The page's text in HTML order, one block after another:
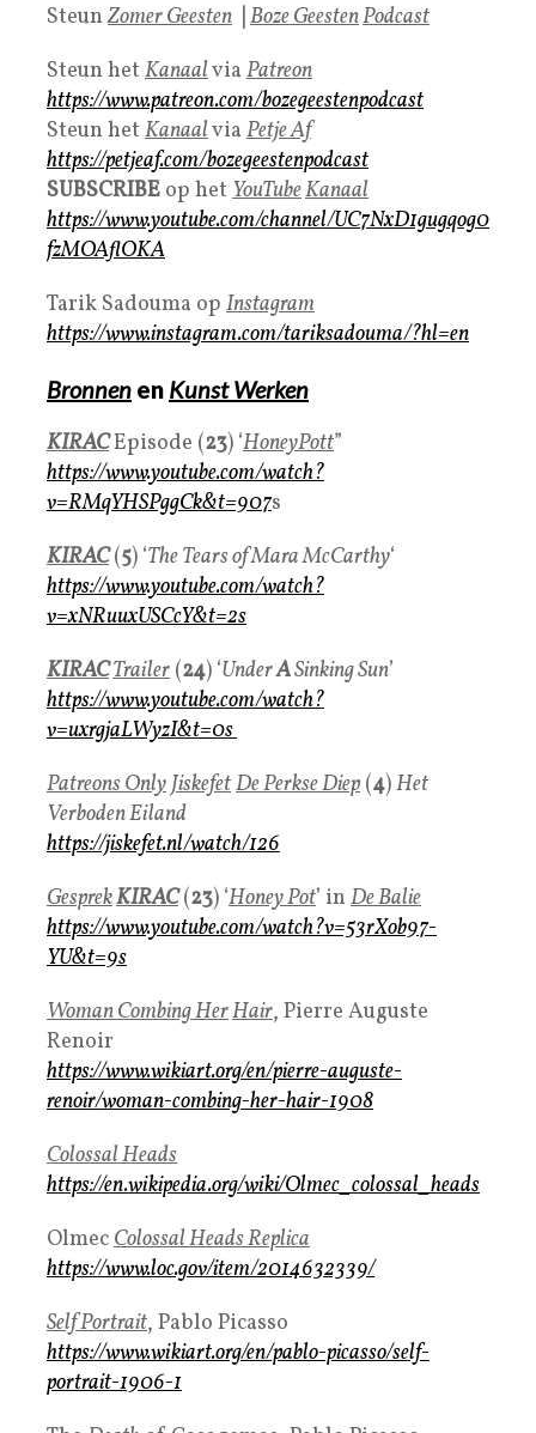
SteunZomer Geesten Boze GeestenPodcast
Steun het Kanaalvia Patreon
https://www.patreon.com/bozegeestenpodcast
Steun het Kanaalvia Petje Af
https://petjeaf.com/bozegeestenpodcast
SUBSCRIBE op het YouTubeKanaal
https://www.youtube.com/channel/UC7NxD1gugqog0
fzMOAflOKA
Tarik Sadouma op Instagram
https://www.instagram.com/tariksadouma/?hl=en
Bronnen en Kunst Werken
KIRACEpisode (23) ‘HoneyPott”
https://www.youtube.com/watch?
v=RMqYHSPggCk&t=907s
KIRAC(5) ‘The Tears of Mara McCarthy‘
https://www.youtube.com/watch?
v=xNRuuxUSCcY&t=2s
KIRACTrailer (24) ‘UnderASinking Sun’
https://www.youtube.com/watch?
v=uxrgjaLWyzI&t=0s
Patreons OnlyJiskefetDe Perkse Diep (4)Het
Verboden Eiland
https://jiskefet.nl/watch/126
GesprekKIRAC(23) ‘Honey Pot’ in De Balie
https://www.youtube.com/watch?v=53rXob97-
YU&t=9s
Woman Combing HerHair, Pierre Auguste
Renoir
https://www.wikiart.org/en/pierre-auguste-
renoir/woman-combing-her-hair-1908
Colossal Heads
https://en.wikipedia.org/wiki/Olmec_colossal_heads
OlmecColossal Heads Replica
https://www.loc.gov/item/2014632339/
Self Portrait, Pablo Picasso
https://www.wikiart.org/en/pablo-picasso/self-
portrait-1906-1